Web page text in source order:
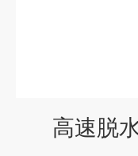
高速脱